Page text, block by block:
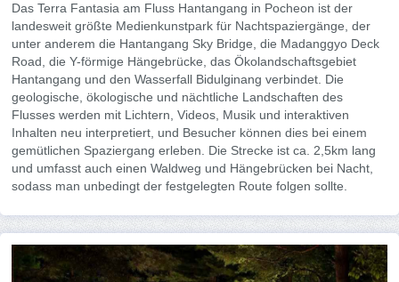
Das Terra Fantasia am Fluss Hantangang in Pocheon ist der
landesweit größte Medienkunstpark für Nachtspaziergänge, der
unter anderem die Hantangang Sky Bridge, die Madanggyo Deck
Road, die Y-förmige Hängebrücke, das Ökolandschaftsgebiet
Hantangang und den Wasserfall Bidulginang verbindet. Die
geologische, ökologische und nächtliche Landschaften des
Flusses werden mit Lichtern, Videos, Musik und interaktiven
Inhalten neu interpretiert, und Besucher können dies bei einem
gemütlichen Spaziergang erleben. Die Strecke ist ca. 2,5km lang
und umfasst auch einen Waldweg und Hängebrücken bei Nacht,
sodass man unbedingt der festgelegten Route folgen sollte.